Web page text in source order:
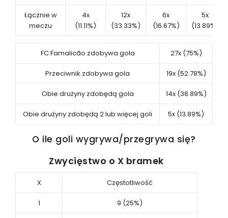
Łącznie w
meczu
4x
(11.11%)
12x
(33.33%)
6x
(16.67%)
5x
(13.89%)
FC Famalicão zdobywa gola 27x (75%)
Przeciwnik zdobywa gola 19x (52.78%)
Obie drużyny zdobędą gola 14x (38.89%)
Obie drużyny zdobędą 2 lub więcej goli 5x (13.89%)
O ile goli wygrywa/przegrywa się?
Zwycięstwo o X bramek
X Częstotliwość
1 9 (25%)